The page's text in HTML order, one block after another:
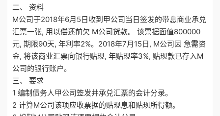
二、 资料
M公司于2018年6月5日收到甲公司当日签发的带息商业承兑
汇票一张, 用以偿还前欠 M公司货款。 该票据面值800000
元, 期限90天, 年利率2%。2018年7月15日, M公司因 急需资
金, 将该商业汇票向银行贴现, 年贴现率3%, 贴现款已存入M
公司的银行账户。
三、 要求
1 编制债务人甲公司签发并承兑汇票的会计分录。
2 计算M公司该项应收票据的贴现息和贴现所得额。